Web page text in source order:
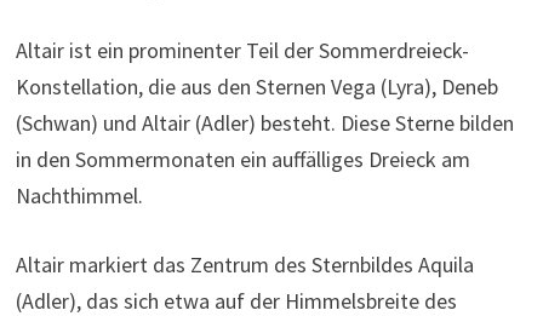
Altair ist ein prominenter Teil der Sommerdreieck-
Konstellation, die aus den Sternen Vega (Lyra), Deneb
(Schwan) und Altair (Adler) besteht. Diese Sterne bilden
in den Sommermonaten ein auffälliges Dreieck am
Nachthimmel.
Altair markiert das Zentrum des Sternbildes Aquila
(Adler), das sich etwa auf der Himmelsbreite des